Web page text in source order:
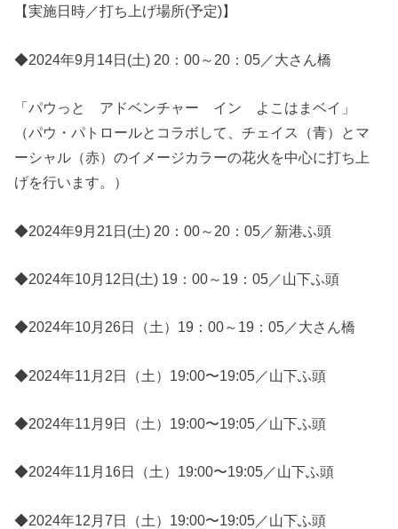
【実施日時／打ち上げ場所(予定)】
◆2024年9月14日(土) 20：00～20：05／大さん橋
「パウっと アドベンチャー イン よこはまベイ」
（パウ・パトロールとコラボして、チェイス（青）とマ
ーシャル（赤）のイメージカラーの花火を中心に打ち上
げを行います。）
◆2024年9月21日(土) 20：00～20：05／新港ふ頭
◆2024年10月12日(土) 19：00～19：05／山下ふ頭
◆2024年10月26日（土）19：00～19：05／大さん橋
◆2024年11月2日（土）19:00〜19:05／山下ふ頭
◆2024年11月9日（土）19:00〜19:05／山下ふ頭
◆2024年11月16日（土）19:00〜19:05／山下ふ頭
◆2024年12月7日（土）19:00〜19:05／山下ふ頭